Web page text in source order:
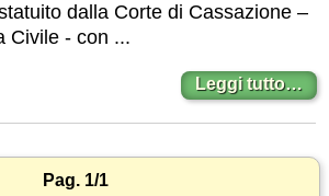
dalla Corte di Cassazione –
Civile - con ...
Leggi tutto…
Pag. 1/1